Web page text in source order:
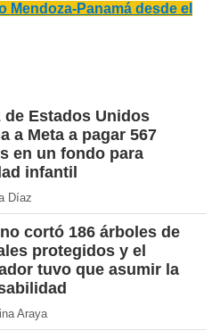
Mendoza-Panamá desde el
de Estados Unidos
a Meta a pagar 567
en un fondo para
infantil
Díaz
cortó 186 árboles de
protegidos y el
tuvo que asumir la
Araya